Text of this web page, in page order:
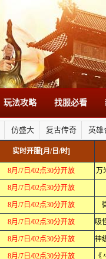
玩法攻略 找服必看
仿盛大 复古传奇 英雄
实时开服[月/日/时]
8月/7日/02点30分开放 万
8月/7日/02点30分开放
8月/7日/02点30分开放
8月/7日/02点30分开放
8月/7日/02点30分开放
8月/7日/02点30分开放